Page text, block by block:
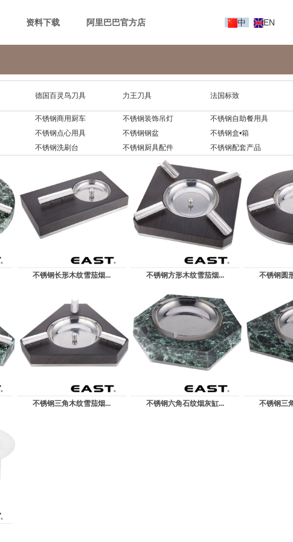
资料下载 阿里巴巴官方店 中 EN
德国百灵鸟刀具 力王刀具 法国标致
不锈钢商用厨车 不锈钢装饰吊灯
不锈钢自助餐用具
不锈钢点心用具 不锈钢钢盆
不锈钢盒•箱
不锈钢洗刷台 不锈钢厨具配件 不锈钢配套产品
不锈钢长形木纹雪茄烟... 不锈钢方形木纹雪茄烟... 不锈钢圆
不锈钢三角木纹雪茄烟... 不锈钢六角石纹烟灰缸... 不锈钢三